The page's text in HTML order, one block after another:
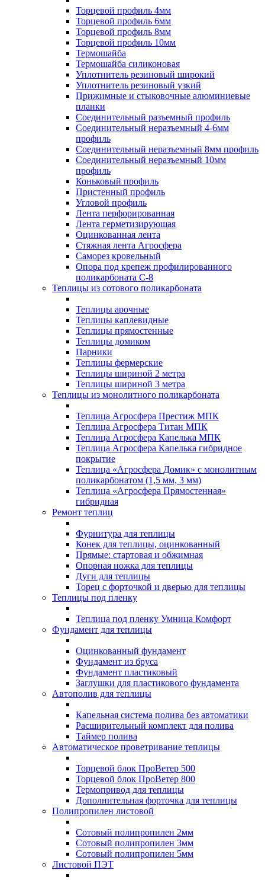
Торцевой профиль 4мм
Торцевой профиль 6мм
Торцевой профиль 8мм
Торцевой профиль 10мм
Термошайба
Термошайба силиконовая
Уплотнитель резиновый широкий
Уплотнитель резиновый узкий
Прижимные и стыковочные алюминиевые
планки
Соединительный разъемный профиль
Соединительный неразъемный 4-6мм
профиль
Соединительный неразъемный 8мм профиль
Соединительный неразъемный 10мм
профиль
Коньковый профиль
Пристенный профиль
Угловой профиль
Лента перфорированная
Лента герметизирующая
Оцинкованная лента
Стяжная лента Агросфера
Саморез кровельный
Опора под крепеж профилированного
поликарбоната С-8
Теплицы из сотового поликарбоната
Теплицы арочные
Теплицы каплевидные
Теплицы прямостенные
Теплицы домиком
Парники
Теплицы фермерские
Теплицы шириной 2 метра
Теплицы шириной 3 метра
Теплицы из монолитного поликарбоната
Теплица Агросфера Престиж МПК
Теплица Агросфера Титан МПК
Теплица Агросфера Капелька МПК
Теплица Агросфера Капелька гибридное
покрытие
Теплица «Агросфера Домик» с монолитным
поликарбонатом (1,5 мм, 3 мм)
Теплица «Агросфера Прямостенная»
гибридная
Ремонт теплиц
Фурнитура для теплицы
Конек для теплицы, оцинкованный
Прямые: стартовая и обжимная
Опорная ножка для теплицы
Дуги для теплицы
Торец с форточкой и дверью для теплицы
Теплицы под пленку
Теплица под пленку Умница Комфорт
Фундамент для теплицы
Оцинкованный фундамент
Фундамент из бруса
Фундамент пластиковый
Заглушки для пластикового фундамента
Автополив для теплицы
Капельная система полива без автоматики
Расширительный комплект для полива
Таймер полива
Автоматическое проветривание теплицы
Торцевой блок ПроВетер 500
Торцевой блок ПроВетер 800
Термопривод для теплицы
Дополнительная форточка для теплицы
Полипропилен листовой
Сотовый полипропилен 2мм
Сотовый полипропилен 3мм
Сотовый полипропилен 5мм
Листовой ПЭТ